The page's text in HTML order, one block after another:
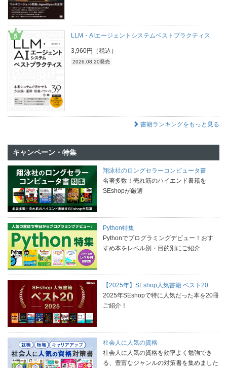
LLM・AIエージェントシステムベストプラクティス
3,960円（税込）
2026.08.20発売
書籍ランキングをもっと見る
キャンペーン・特集
翔泳社のロングセラーコンピュータ書
名著多数！売れ筋のハイエンド書籍を
SEshopが厳選
Python特集
Pythonでプログラミングデビュー！おす
すめ本をレベル別・目的別にご紹介
【2025年】SEshop人気書籍 ベスト20
2025年SEshopで特に人気だった本を20冊
ご紹介！
社会人に人気の資格
社会人に人気の資格を効率よく勉強でき
る、豊富なジャンルの対策書を集めました